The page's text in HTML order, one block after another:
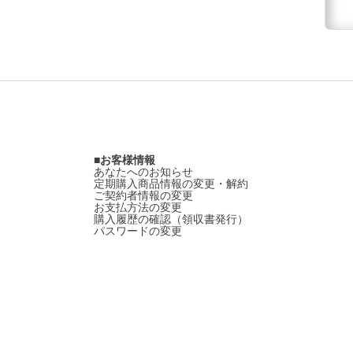
お客様情報
あなたへのお知らせ
定期購入商品情報の変更・解約
ご契約者情報の変更
お支払方法の変更
購入履歴の確認（領収書発行）
パスワードの変更